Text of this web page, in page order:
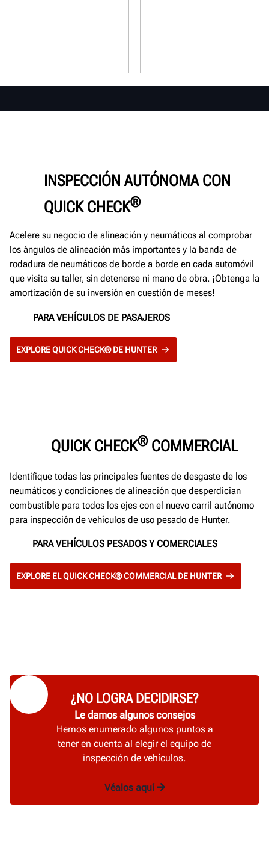
INSPECCIÓN AUTÓNOMA CON
QUICK CHECK®
Acelere su negocio de alineación y neumáticos al comprobar
los ángulos de alineación más importantes y la banda de
rodadura de neumáticos de borde a borde en cada automóvil
que visita su taller, sin detenerse ni mano de obra. ¡Obtenga la
amortización de su inversión en cuestión de meses!
PARA VEHÍCULOS DE PASAJEROS
EXPLORE QUICK CHECK® DE HUNTER
QUICK CHECK®COMMERCIAL
Identifique todas las principales fuentes de desgaste de los
neumáticos y condiciones de alineación que desperdician
combustible para todos los ejes con el nuevo carril autónomo
para inspección de vehículos de uso pesado de Hunter.
PARA VEHÍCULOS PESADOS Y COMERCIALES
EXPLORE EL QUICK CHECK® COMMERCIAL DE HUNTER
¿NO LOGRA DECIDIRSE?
Le damos algunos consejos
Hemos enumerado algunos puntos a
tener en cuenta al elegir el equipo de
inspección de vehículos.
Véalos aquí